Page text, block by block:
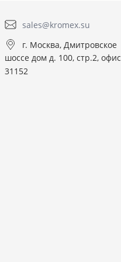
sales@kromex.su
г. Москва, Дмитровское
шоссе дом д. 100, стр.2, офис
31152